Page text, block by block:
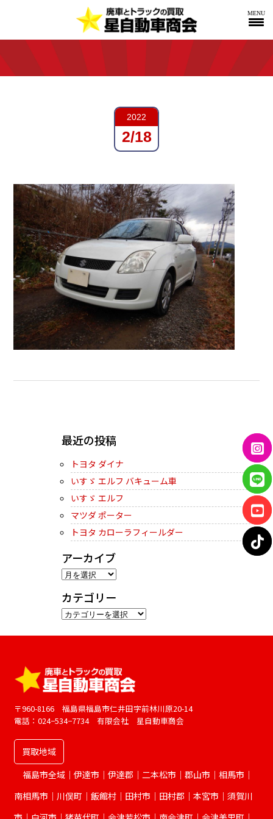
MENU
2022
2/18
最近の投稿
トヨタ ダイナ
いすゞ エルフ バキューム車
いすゞ エルフ
マツダ ポーター
トヨタ カローラフィールダー
アーカイブ
ア
カ
イ
ブ
カテゴリー
カ
ー
〒960-8166 福島県福島市仁井田字前林川原20-14
電話：024−534−7734 有限会社 星自動車商会
買取地域
福島市全域｜伊達市｜伊達郡｜二本松市｜郡山市｜相馬市｜
南相馬市｜川俣町｜飯館村｜田村市｜田村郡｜本宮市｜須賀川